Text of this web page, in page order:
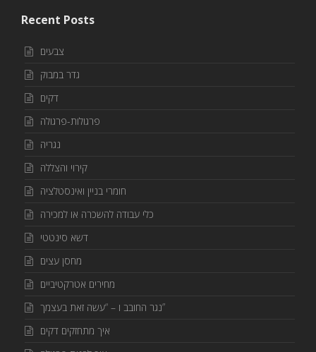
Recent Posts
צבעים
גדר במבוק
דקים
פרגולות-פרגולה
נגריה
קירוי והצללה
חומרי בניין ואינסטלציה
כלי עבודה להשכרה או למכירה
דשא סינטטי
מחסן עצים
מחירים אטרקטיביים
נגר החובב ו – “עשה זאת בעצמך”
איך מתחזקים דקים